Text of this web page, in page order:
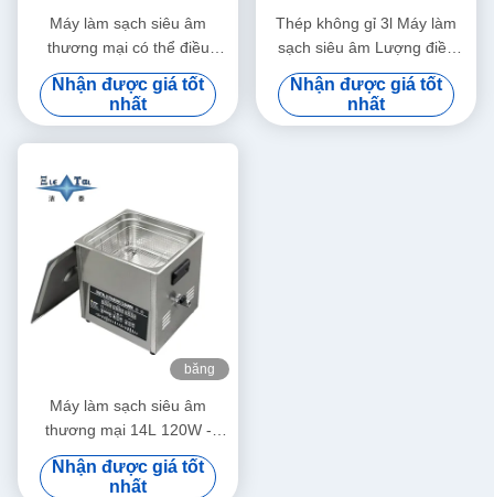
Máy làm sạch siêu âm
thương mại có thể điều
chỉnh công suất 6L Máy làm
sạch siêu âm kỹ thuật số
70W - 180W
Nhận được giá tốt
nhất
Thép không gỉ 3l Máy làm
sạch siêu âm Lượng điều
chỉnh Máy làm sạch siêu âm
nhỏ thông minh
Nhận được giá tốt
nhất
băng
Máy làm sạch siêu âm
thương mại 14L 120W -
300W Máy làm sạch siêu âm
thông minh
Nhận được giá tốt
nhất